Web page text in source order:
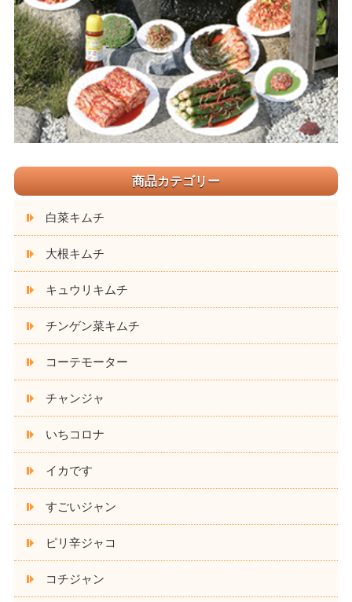
商品カテゴリー
白菜キムチ
大根キムチ
キュウリキムチ
チンゲン菜キムチ
コーテモーター
チャンジャ
いちコロナ
イカです
すごいジャン
ピリ辛ジャコ
コチジャン